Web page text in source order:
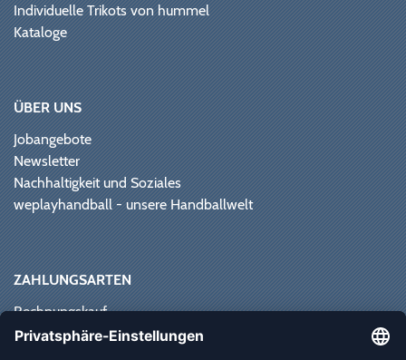
Individuelle Trikots von hummel
Kataloge
ÜBER UNS
Jobangebote
Newsletter
Nachhaltigkeit und Soziales
weplayhandball - unsere Handballwelt
ZAHLUNGSARTEN
Rechnungskauf
Paypal